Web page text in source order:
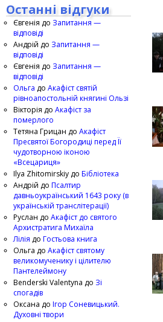
Останні відгуки
Євгенія до Запитання —
відповіді
Андрій до Запитання —
відповіді
Євгенія до Запитання —
відповіді
Ольга до Акафіст святій
рівноапостольній княгині Ользі
Вікторія до Акафіст за
померлого
Тетяна Грицан до Акафіст
Пресвятої Богородиці перед Її
чудотворною іконою
«Всецариця»
Ilya Zhitomirskiy до Бібліотека
Андрій до Псалтир
давньоукраїнський 1643 року (в
українській транслітерації)
Руслан до Акафіст до святого
Архистратига Михаїла
Лілія до Гостьова книга
Ольга до Акафіст святому
великомученику і цілителю
Пантелеймону
Benderski Valentyna до Зі
спогадів
Оксана до Ігор Соневицький.
Духовні твори